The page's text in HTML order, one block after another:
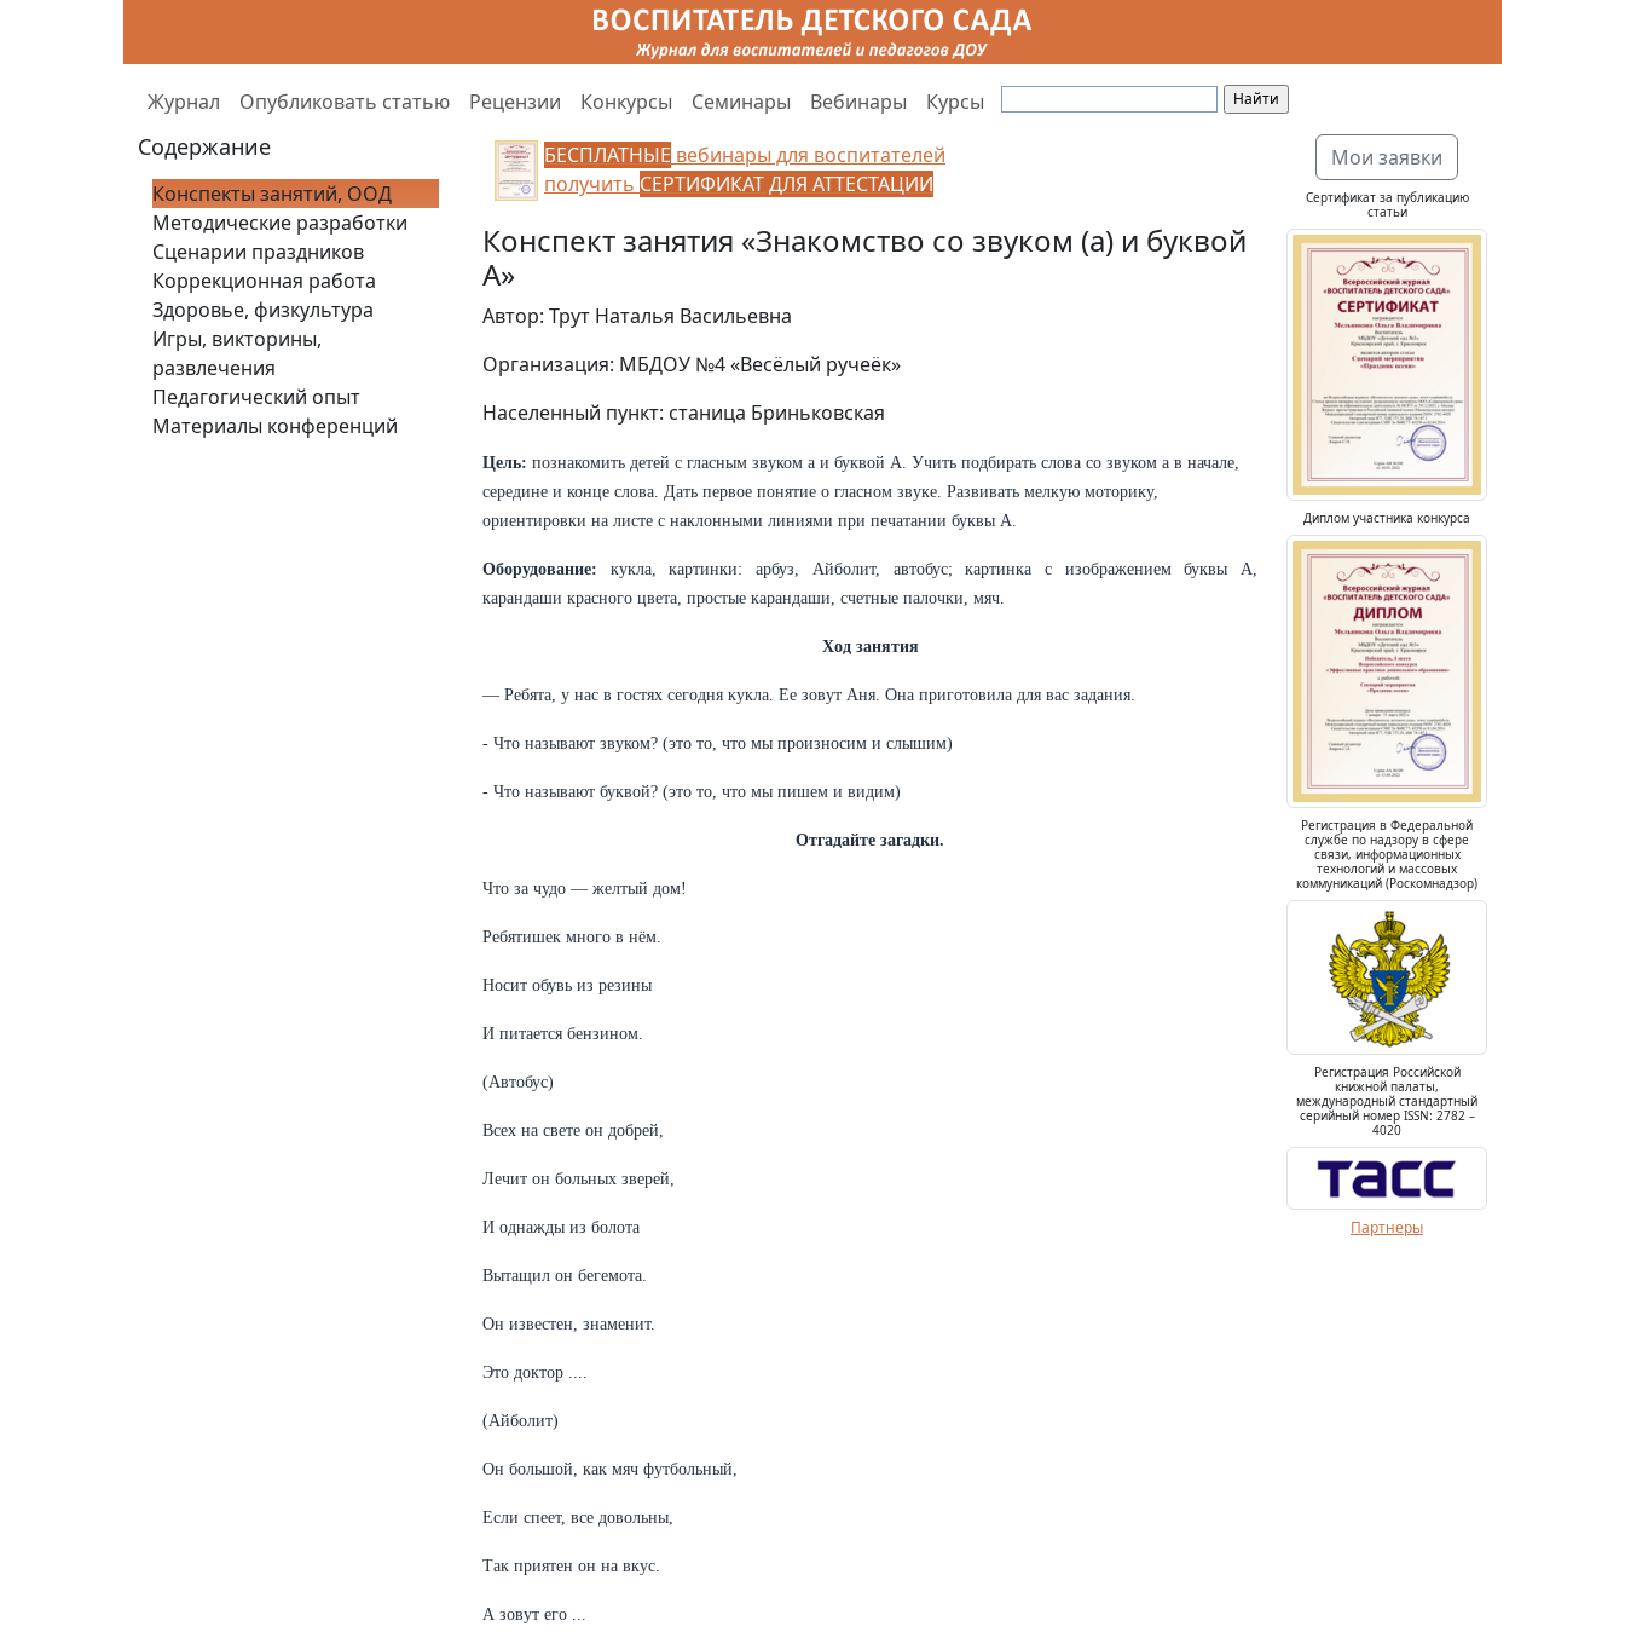
Журнал Опубликовать статью Рецензии Конкурсы Семинары Вебинары Курсы
Содержание
Конспекты занятий, ООД
Методические разработки
Сценарии праздников
Коррекционная работа
Здоровье, физкультура
Игры, викторины,
развлечения
Педагогический опыт
Материалы конференций
БЕСПЛАТНЫЕ вебинары для воспитателей
получить СЕРТИФИКАТ ДЛЯ АТТЕСТАЦИИ
Конспект занятия «Знакомство со звуком (а) и буквой
А»
Автор: Трут Наталья Васильевна
Организация: МБДОУ №4 «Весёлый ручеёк»
Населенный пункт: станица Бриньковская
Цель: познакомить детей с гласным звуком а и буквой А. Учить подбирать слова со звуком а в начале,
середине и конце слова. Дать первое понятие о гласном звуке. Развивать мелкую моторику,
ориентировки на листе с наклонными линиями при печатании буквы А.
Оборудование: кукла, картинки: арбуз, Айболит, автобус; картинка с изображением буквы А,
карандаши красного цвета, простые карандаши, счетные палочки, мяч.
Ход занятия
— Ребята, у нас в гостях сегодня кукла. Ее зовут Аня. Она приготовила для вас задания.
- Что называют звуком? (это то, что мы произносим и слышим)
- Что называют буквой? (это то, что мы пишем и видим)
Отгадайте загадки.
Что за чудо — желтый дом!
Ребятишек много в нём.
Носит обувь из резины
И питается бензином.
(Автобус)
Всех на свете он добрей,
Лечит он больных зверей,
И однажды из болота
Вытащил он бегемота.
Он известен, знаменит.
Это доктор ....
(Айболит)
Он большой, как мяч футбольный,
Если спеет, все довольны,
Так приятен он на вкус.
А зовут его ...
Мои заявки
Сертификат за публикацию
статьи
Диплом участника конкурса
Регистрация в Федеральной
службе по надзору в сфере
связи, информационных
технологий и массовых
коммуникаций (Роскомнадзор)
Регистрация Российской
книжной палаты,
международный стандартный
серийный номер ISSN: 2782 –
4020
Партнеры